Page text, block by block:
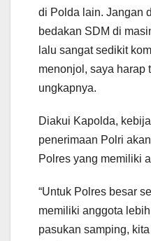
di Polda lain. Jangan
bedakan SDM di
lalu sangat sedikit
menonjol, saya harap
ungkapnya.
Diakui Kapolda,
penerimaan Polri
Polres yang memiliki
“Untuk Polres besar
memiliki anggota
pasukan samping,